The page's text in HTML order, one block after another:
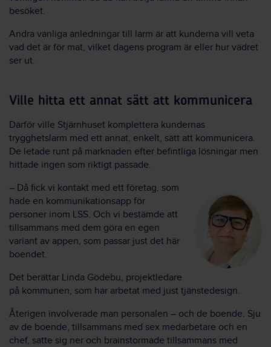
besöket.
Andra vanliga anledningar till larm är att kunderna vill veta
vad det är för mat, vilket dagens program är eller hur vädret
ser ut.
Ville hitta ett annat sätt att kommunicera
Därför ville Stjärnhuset komplettera kundernas
trygghetslarm med ett annat, enkelt, sätt att kommunicera.
De letade runt på marknaden efter befintliga lösningar men
hittade ingen som riktigt passade.
– Då fick vi kontakt med ett företag, som
hade en kommunikationsapp för
personer inom LSS. Och vi bestämde att
tillsammans med dem göra en egen
variant av appen, som passar just det här
boendet.
Det berättar Linda Gödebu, projektledare
på kommunen, som har arbetat med just tjänstedesign.
Återigen involverade man personalen – och de boende. Sju
av de boende, tillsammans med sex medarbetare och en
chef, satte sig ner och brainstormade tillsammans med